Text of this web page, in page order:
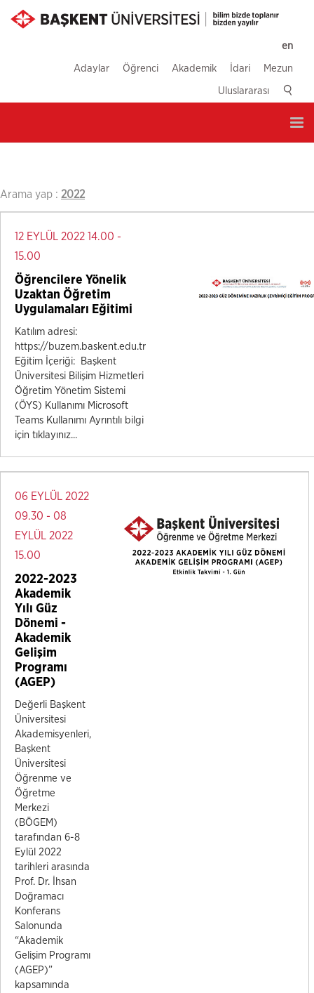
en
Adaylar Öğrenci Akademik İdari Mezun
Uluslararası
Arama yap : 2022
12 EYLÜL 2022 14.00 -
15.00
Öğrencilere Yönelik
Uzaktan Öğretim
Uygulamaları Eğitimi
Katılım adresi:
https://buzem.baskent.edu.tr
Eğitim İçeriği: Başkent
Üniversitesi Bilişim Hizmetleri
Öğretim Yönetim Sistemi
(ÖYS) Kullanımı Microsoft
Teams Kullanımı Ayrıntılı bilgi
için tıklayınız...
06 EYLÜL 2022
09.30 - 08
EYLÜL 2022
15.00
2022-2023
Akademik
Yılı Güz
Dönemi -
Akademik
Gelişim
Programı
(AGEP)
Değerli Başkent
Üniversitesi
Akademisyenleri,
Başkent
Üniversitesi
Öğrenme ve
Öğretme
Merkezi
(BÖGEM)
tarafından 6-8
Eylül 2022
tarihleri arasında
Prof. Dr. İhsan
Doğramacı
Konferans
Salonunda
“Akademik
Gelişim Programı
(AGEP)”
kapsamında